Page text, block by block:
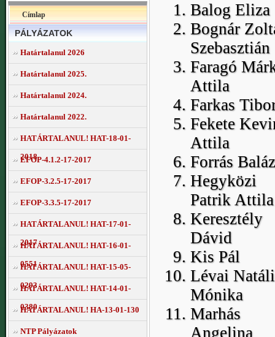
Címlap
PÁLYÁZATOK
Határtalanul 2026
Határtalanul 2025.
Határtalanul 2024.
Határtalanul 2022.
HATÁRTALANUL! HAT-18-01-
2018
EFOP-4.1.2-17-2017
EFOP-3.2.5-17-2017
EFOP-3.3.5-17-2017
HATÁRTALANUL! HAT-17-01-
2017
HATÁRTALANUL! HAT-16-01-
0551
HATÁRTALANUL! HAT-15-05-
0293
HATÁRTALANUL! HAT-14-01-
0380
HATÁRTALANUL! HA-13-01-130
NTP Pályázatok
Balog Eliza
Bognár
Szebasztián
Faragó
Attila
Farkas
Fekete
Attila
Forrás
Hegyközi
Patrik Attila
Keresztély
Dávid
Kis Pál
Lévai
Mónika
Marhás
Angelina